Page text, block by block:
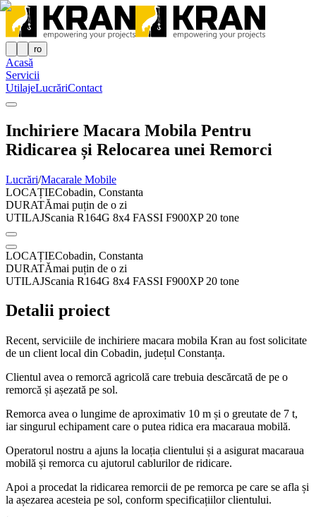
ro
Acasă
Servicii
UtilajeLucrăriContact
Inchiriere Macara Mobila Pentru
Ridicarea și Relocarea unei Remorci
Lucrări/Macarale Mobile
LOCAȚIECobadin, Constanta
DURATĂmai puțin de o zi
UTILAJScania R164G 8x4 FASSI F900XP 20 tone
LOCAȚIECobadin, Constanta
DURATĂmai puțin de o zi
UTILAJScania R164G 8x4 FASSI F900XP 20 tone
Detalii proiect
Recent, serviciile de inchiriere macara mobila Kran au fost solicitate
de un client local din Cobadin, județul Constanța.
Clientul avea o remorcă agricolă care trebuia descărcată de pe o
remorcă și așezată pe sol.
Remorca avea o lungime de aproximativ 10 m și o greutate de 7 t,
iar singurul echipament care o putea ridica era macaraua mobilă.
Operatorul nostru a ajuns la locația clientului și a asigurat macaraua
mobilă și remorca cu ajutorul cablurilor de ridicare.
Apoi a procedat la ridicarea remorcii de pe remorca pe care se afla și
la așezarea acesteia pe sol, conform specificațiilor clientului.